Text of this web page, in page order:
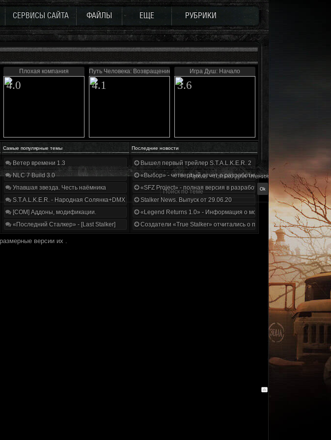
СЕРВИСЫ САЙТА ФАЙЛЫ ЕЩЕ РУБРИКИ
Плохая компания
4.0
Путь Человека: Возвращение
4.1
Игра Душ: Начало
3.6
Самые популярные темы Последние новости
геймплей и сюжет | Разбор трейлера
и отвага
Ветер времени 1.3
NLC 7 Build 3.0
Упавшая звезда. Честь наёмника
S.T.A.L.K.E.R. - Народная Солянка+DMX 1.3.5.ООП.МА.К.
[COM] Аддоны, модификации.
«Последний Сталкер» - [Last Stalker]
Вышел первый трейлер S.T.A.L.K.E.R. 2
«Выбор» - четвертый отчет о разработке!
«SFZ Project» - полная версия в разработке!
Stalker News. Выпуск от 29.06.20
«Legend Returns 1.0» - Информация о моде за июнь 2020
Создатели «True Stalker» отчитались о проделанной работе
Архив - только для чтения
версии их .